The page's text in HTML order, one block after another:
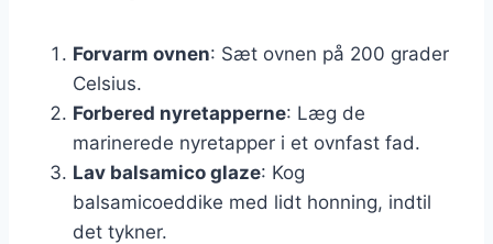
Forvarm ovnen: Sæt ovnen på 200 grader
Celsius.
Forbered nyretapperne: Læg de
marinerede nyretapper i et ovnfast fad.
Lav balsamico glaze: Kog
balsamicoeddike med lidt honning, indtil
det tykner.